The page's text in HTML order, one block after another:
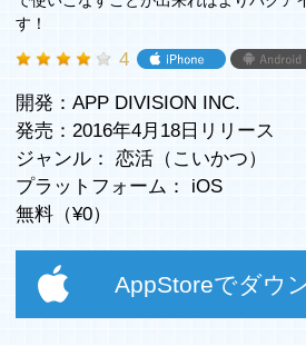
す！
4
開発：APP DIVISION INC.
発売：2016年4月18日リリース
ジャンル： 恋活（こいかつ）
プラットフォーム：
iOS
無料（¥0）
AppStoreでダウ